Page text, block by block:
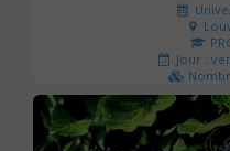
Jour :